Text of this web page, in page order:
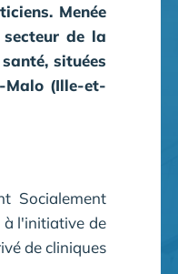
Menée
de la
situées
Malo (Ille-et-
Socialement
à l'initiative de
de cliniques